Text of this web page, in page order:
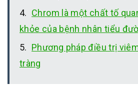
Chrom là một chất tố
khỏe của bệnh nhân tiểu
Phương pháp điều trị
tràng